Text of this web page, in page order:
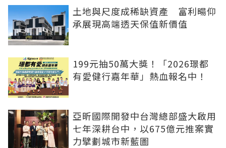
土地與尺度成稀缺資產 富利暘仰
承展現高端透天保值新價值
199元抽50萬大獎！「2026璟都
有愛健行嘉年華」熱血報名中！
亞昕國際開發中台灣總部盛大啟用
七年深耕台中，以675億元推案實
力擘劃城市新藍圖